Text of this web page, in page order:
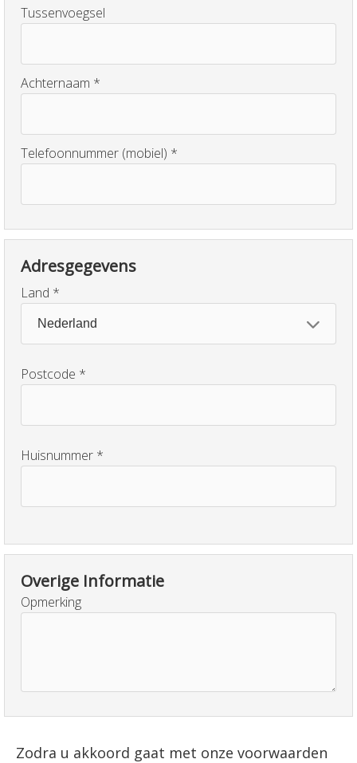
Tussenvoegsel
Achternaam
Telefoonnummer (mobiel)
Adresgegevens
Land
Postcode
Huisnummer
Overige Informatie
Opmerking
Zodra u akkoord gaat met onze voorwaarden